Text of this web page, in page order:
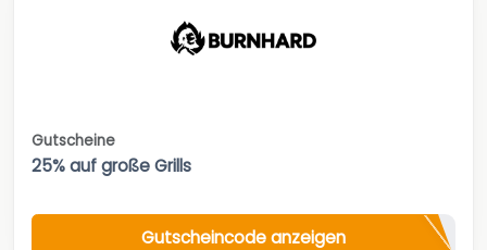
Gutscheine
25% auf große Grills
Gutscheincode anzeigen